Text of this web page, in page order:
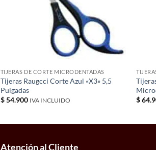
TIJERAS DE CORTE MICRODENTADAS
Tijeras Raugcci Corte Azul «X3» 5,5
Pulgadas
$54.900 IVA INCLUIDO
$
Atención al Cliente